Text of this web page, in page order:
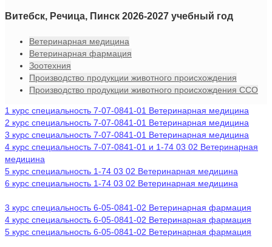
Витебск, Речица, Пинск 2026-2027 учебный год
Ветеринарная медицина
Ветеринарная фармация
Зоотехния
Производство продукции животного происхождения
Производство продукции животного происхождения ССО
1 курс специальность 7-07-0841-01 Ветеринарная медицина
2 курс специальность 7-07-0841-01 Ветеринарная медицина
3 курс специальность 7-07-0841-01 Ветеринарная медицина
4 курс специальность 7-07-0841-01 и 1-74 03 02 Ветеринарная
медицина
5 курс специальность 1-74 03 02 Ветеринарная медицина
6 курс специальность 1-74 03 02 Ветеринарная медицина
3 курс специальность 6-05-0841-02 Ветеринарная фармация
4 курс специальность 6-05-0841-02 Ветеринарная фармация
5 курс специальность 6-05-0841-02 Ветеринарная фармация